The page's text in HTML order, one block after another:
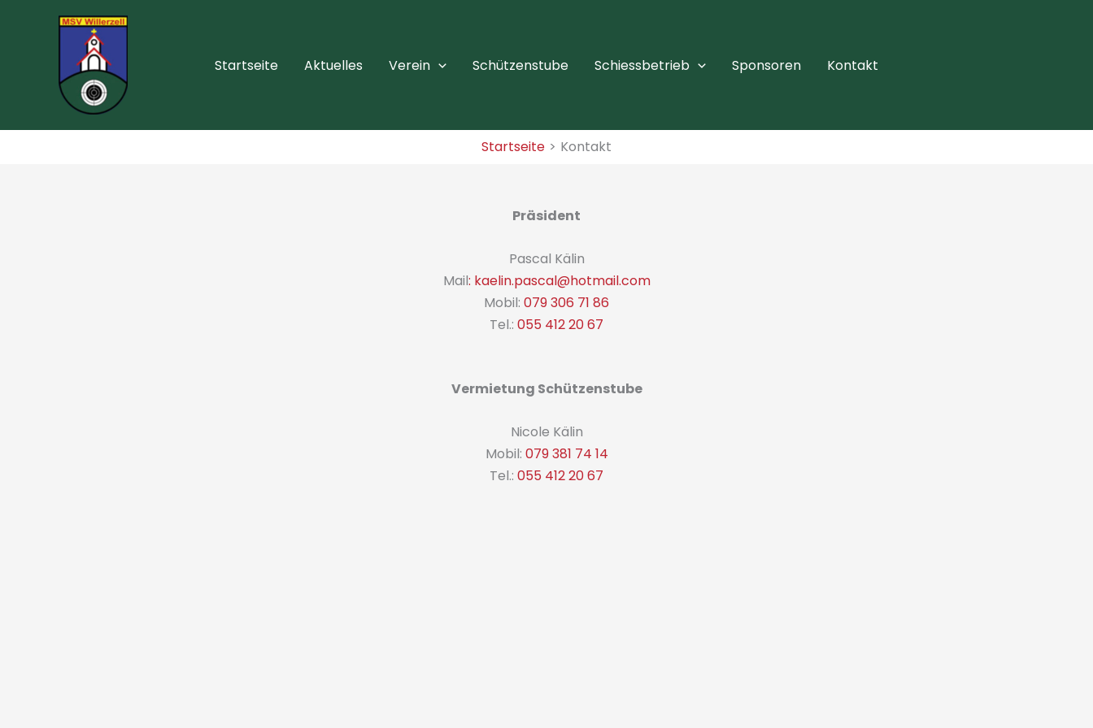
Startseite Aktuelles Verein Schützenstube Schiessbetrieb Sponsoren Kontakt
Startseite Kontakt
Präsident
Pascal Kälin
Mail: kaelin.pascal@hotmail.com
Mobil: 079 306 71 86
Tel.: 055 412 20 67
Vermietung Schützenstube
Nicole Kälin
Mobil: 079 381 74 14
Tel.: 055 412 20 67